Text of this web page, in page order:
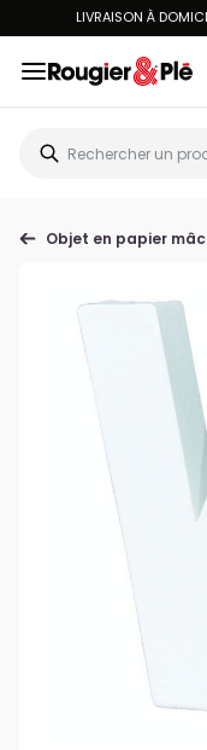
LIVRAISON À
Objet en papier